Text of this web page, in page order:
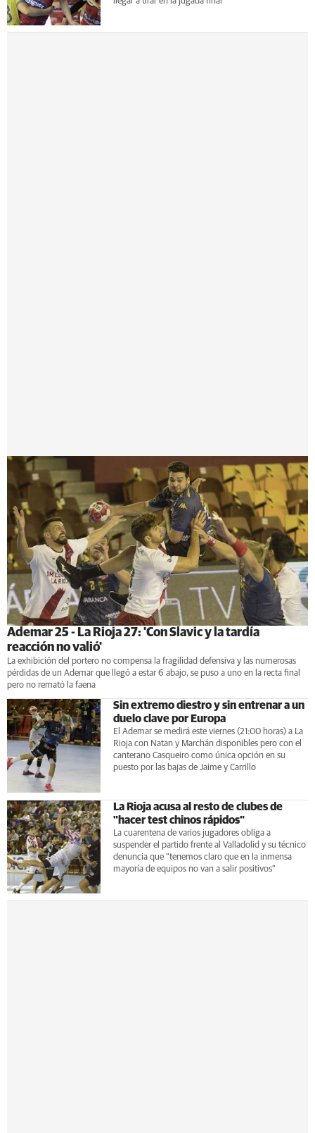
Ademar 25 - La Rioja 27: 'Con Slavic y la tardía
reacción no valió'
La exhibición del portero no compensa la fragilidad defensiva y las numerosas
pérdidas de un Ademar que llegó a estar 6 abajo, se puso a uno en la recta final
pero no remató la faena
Sin extremo diestro y sin entrenar a un
duelo clave por Europa
El Ademar se medirá este viernes (21:00 horas) a La
Rioja con Natan y Marchán disponibles pero con el
canterano Casqueiro como única opción en su
puesto por las bajas de Jaime y Carrillo
La Rioja acusa al resto de clubes de
"hacer test chinos rápidos"
La cuarentena de varios jugadores obliga a
suspender el partido frente al Valladolid y su técnico
denuncia que "tenemos claro que en la inmensa
mayoría de equipos no van a salir positivos"